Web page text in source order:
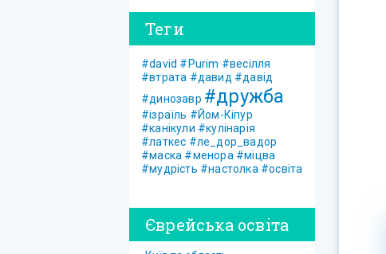
Теги
#david #Purim #весілля
#втрата #давид #давід
#динозавр #дружба
#ізраїль #Йом-Кіпур
#канікули #кулінарія
#латкес #ле_дор_вадор
#маска #менора #міцва
#мудрість #настолка #освіта
Єврейська освіта